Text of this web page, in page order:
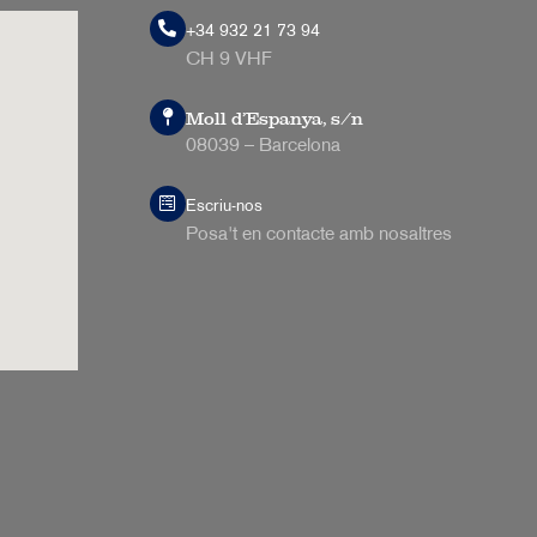
+34 932 21 73 94
CH 9 VHF
Moll d’Espanya, s/n
08039 – Barcelona
Escriu-nos
Posa't en contacte amb nosaltres